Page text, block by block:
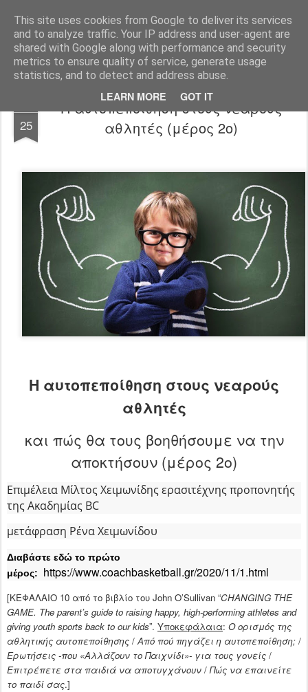
This site uses cookies from Google to deliver its services
and to analyze traffic. Your IP address and user-agent are
shared with Google along with performance and security
metrics to ensure quality of service, generate usage
statistics, and to detect and address abuse.
LEARN MORE GOT IT
All About Basketball Coaching Πάθος ,ομαδικότητα , μαχητικότητα , αντίληψη... με μια λέξη MΠΑΣΚΕΤ... .!!! Αγάπη μεγάλη που κρύβει πολλά μυστικά ...
25
Η αυτοπεποίθηση στους νεαρούς
αθλητές (μέρος 2ο)
Η αυτοπεποίθηση στους νεαρούς
αθλητές
και πώς θα τους βοηθήσουμε να την
αποκτήσουν (μέρος 2ο)
Επιμέλεια Μίλτος Χειμωνίδης ερασιτέχνης προπονητής
της Ακαδημίας BC
μετάφραση Ρένα Χειμωνίδου
Διαβάστε εδώ το πρώτο
μέρος:
https://www.coachbasketball.gr/2020/11/1.html
[ΚΕΦΑΛΑΙΟ 10 από το βιβλίο του John O’Sullivan “CHANGING THE
GAME. The parent’s guide to raising happy, high-performing athletes and
giving youth sports back to our kids”. Υποκεφάλαια: Ο ορισμός της
αθλητικής αυτοπεποίθησης /Από πού πηγάζει η αυτοπεποίθηση; /
Ερωτήσεις -που «Αλλάζουν το Παιχνίδι»- για τους γονείς /
Επιτρέπετε στα παιδιά να αποτυγχάνουν /Πώς να επαινείτε
το παιδί σας.]